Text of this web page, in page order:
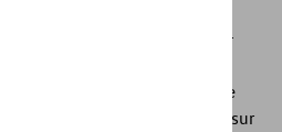
product/tyres/698753
être tenu responsable si le
du montage mentionné sur